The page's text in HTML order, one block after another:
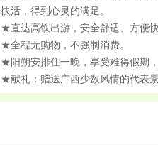
快活，得到心灵的满足。
★直达高铁出游，安全舒适、方便
★全程无购物，不强制消费。
★阳朔安排住一晚，享受难得假期
★献礼：赠送广西少数风情的代表